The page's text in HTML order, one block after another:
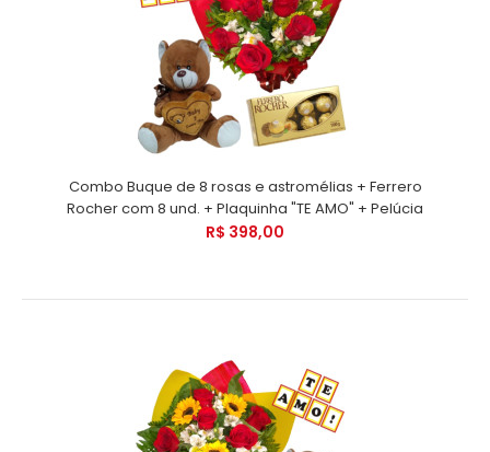
Combo Buque de 8 rosas e astromélias + Ferrero
Rocher com 8 und. + Plaquinha "TE AMO" + Pelúcia
R$ 398,00